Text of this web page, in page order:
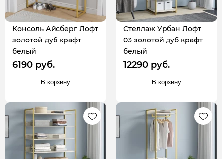
Консоль Айсберг Лофт
золотой дуб крафт
белый
6190 руб.
В корзину
Стеллаж Урбан Лофт
03 золотой дуб крафт
белый
12290 руб.
В корзину